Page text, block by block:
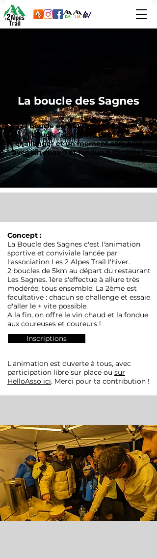
La boucle des Sagnes
1 boucle en groupe, 1 seconde
boucle facultative pour se
challenger et un moment convivial
avec vin chaud et fondue à l'arrivée !
Concept ​:
La Boucle des Sagnes c'est l'animation
sportive et conviviale lancée par
l'association Les 2 Alpes Trail l'hiver.
2 boucles de 5km au départ du restaurant
Les Sagnes. 1ère s'effectue à allure très
modérée, tous ensemble. La 2ème est
facultative : chacun se challenge et essaie
d'aller le + vite possible.
A la fin, on offre le vin chaud et la fondue
aux coureuses et coureurs !
Inscriptions
L'animation est ouverte à tous, avec
participation libre sur place ou sur
HelloAsso ici. Merci pour ta contribution !